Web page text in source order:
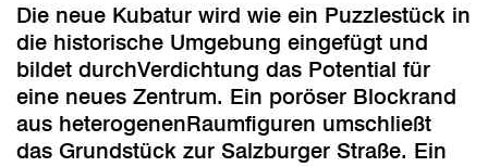
Die neue Kubatur wird wie ein Puzzlestück in
die historische Umgebung eingefügt und
bildet durchVerdichtung das Potential für
eine neues Zentrum. Ein poröser Blockrand
aus heterogenenRaumfiguren umschließt
das Grundstück zur Salzburger Straße. Ein